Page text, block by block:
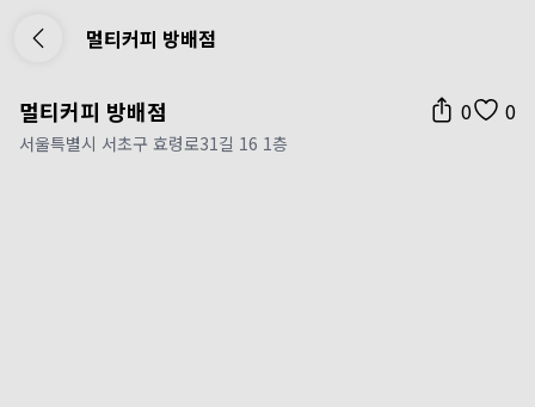
멀티커피 방배점
멀티커피 방배점 0 0
서울특별시 서초구 효령로31길 16 1층